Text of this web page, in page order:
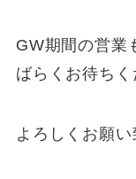
GW期間の営業
ばらくお待ちく
よろしくお願い